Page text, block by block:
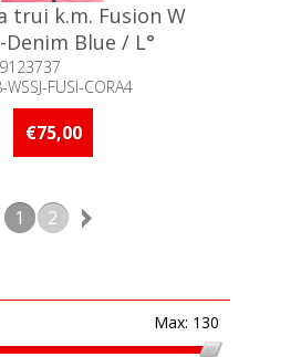
trui k.m. Fusion W
Denim Blue / L°
WSSJ-FUSI-CORA4
Minder dan 5
€75,00
1 2
Max: 130